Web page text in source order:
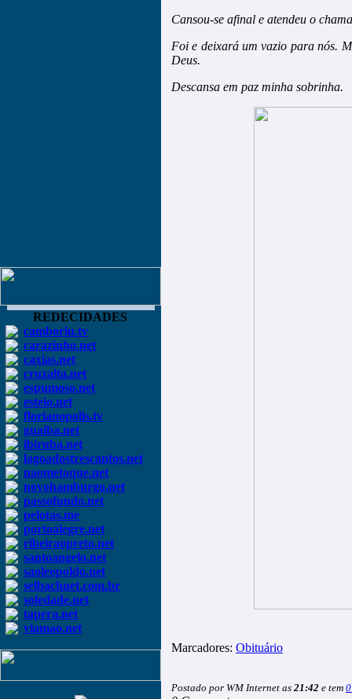
REDECIDADES
camboriu.tv
carazinho.net
caxias.net
cruzalta.net
espumoso.net
esteio.net
florianopolis.tv
guaiba.net
ibiruba.net
lagoadostrescantos.net
naometoque.net
novohamburgo.net
passofundo.net
pelotas.me
portoalegre.net
ribeiraopreto.net
santoangelo.net
saoleopoldo.net
selbachnet.com.br
soledade.net
tapera.net
viamao.net
Cansou-se afinal e atendeu o
Foi e deixará um vazio para nós.
Deus.
Descansa em paz minha sobrinha.
Marcadores: Obituário
Postado por WM Internet as 21:42 e tem